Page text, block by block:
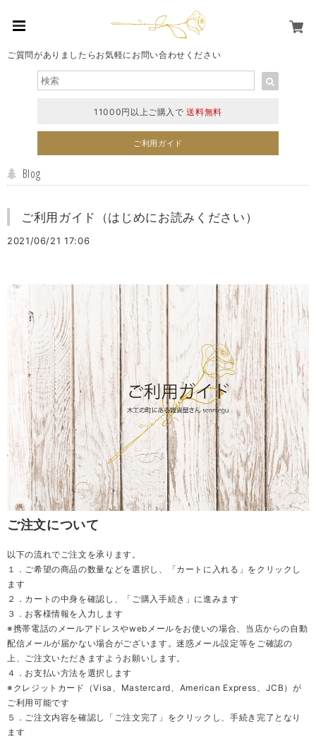
ご質問がありましたらお気軽にお問い合わせください
11000円以上ご購入で送料無料
ご利用ガイド
Blog
ご利用ガイド（はじめにお読みください）
2021/06/21 17:06
ご注文について
以下の流れでご注文を承ります。
１．ご希望の商品の数量などを選択し、「カートに入れる」をクリックし
ます
２．カートの中身を確認し、「ご購入手続き」に進みます
３．お客様情報を入力します
※携帯電話のメールアドレスやwebメールをお使いの場合、当店からの自動
配信メールが届かない場合がございます。迷惑メール設定等をご確認の
上、ご注文いただきますようお願いします。
４．お支払い方法を選択します
※クレジットカード（Visa、Mastercard、American Express、JCB）が
ご利用可能です
５．ご注文内容を確認し「ご注文完了」をクリックし、手続き完了となり
ます